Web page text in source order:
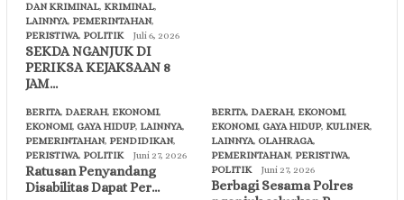
DAN KRIMINAL, KRIMINAL,
LAINNYA, PEMERINTAHAN,
PERISTIWA, POLITIK Juli 6, 2026
SEKDA NGANJUK DI
PERIKSA KEJAKSAAN 8
JAM…
BERITA, DAERAH, EKONOMI,
EKONOMI, GAYA HIDUP, LAINNYA,
PEMERINTAHAN, PENDIDIKAN,
PERISTIWA, POLITIK Juni 27, 2026
Ratusan Penyandang
Disabilitas Dapat Per…
BERITA, DAERAH, EKONOMI,
EKONOMI, GAYA HIDUP, KULINER,
LAINNYA, OLAHRAGA,
PEMERINTAHAN, PERISTIWA,
POLITIK
Juni 27, 2026
Berbagi Sesama Polres